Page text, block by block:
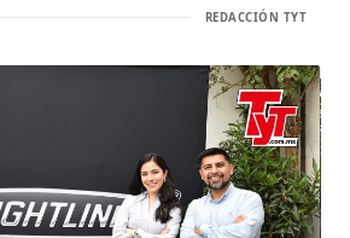
REDACCIÓN TYT